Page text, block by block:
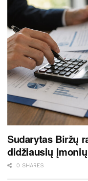
Sudarytas Biržų
didžiausių
0 SHARES